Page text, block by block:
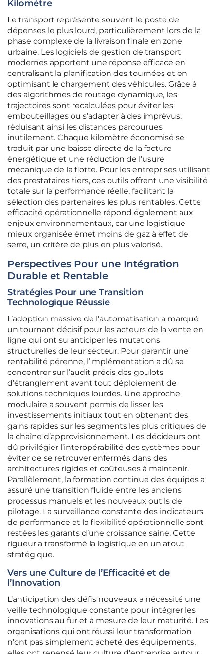
Kilomètre
Le transport représente souvent le poste de
dépenses le plus lourd, particulièrement lors de la
phase complexe de la livraison finale en zone
urbaine. Les logiciels de gestion de transport
modernes apportent une réponse efficace en
centralisant la planification des tournées et en
optimisant le chargement des véhicules. Grâce à
des algorithmes de routage dynamique, les
trajectoires sont recalculées pour éviter les
embouteillages ou s’adapter à des imprévus,
réduisant ainsi les distances parcourues
inutilement. Chaque kilomètre économisé se
traduit par une baisse directe de la facture
énergétique et une réduction de l’usure
mécanique de la flotte. Pour les entreprises utilisant
des prestataires tiers, ces outils offrent une visibilité
totale sur la performance réelle, facilitant la
sélection des partenaires les plus rentables. Cette
efficacité opérationnelle répond également aux
enjeux environnementaux, car une logistique
mieux organisée émet moins de gaz à effet de
serre, un critère de plus en plus valorisé.
Perspectives Pour une Intégration
Durable et Rentable
Stratégies Pour une Transition
Technologique Réussie
L’adoption massive de l’automatisation a marqué
un tournant décisif pour les acteurs de la vente en
ligne qui ont su anticiper les mutations
structurelles de leur secteur. Pour garantir une
rentabilité pérenne, l’implémentation a dû se
concentrer sur l’audit précis des goulots
d’étranglement avant tout déploiement de
solutions techniques lourdes. Une approche
modulaire a souvent permis de lisser les
investissements initiaux tout en obtenant des
gains rapides sur les segments les plus critiques de
la chaîne d’approvisionnement. Les décideurs ont
dû privilégier l’interopérabilité des systèmes pour
éviter de se retrouver enfermés dans des
architectures rigides et coûteuses à maintenir.
Parallèlement, la formation continue des équipes a
assuré une transition fluide entre les anciens
processus manuels et les nouveaux outils de
pilotage. La surveillance constante des indicateurs
de performance et la flexibilité opérationnelle sont
restées les garants d’une croissance saine. Cette
rigueur a transformé la logistique en un atout
stratégique.
Vers une Culture de l’Efficacité et de
l’Innovation
L’anticipation des défis nouveaux a nécessité une
veille technologique constante pour intégrer les
innovations au fur et à mesure de leur maturité. Les
organisations qui ont réussi leur transformation
n’ont pas simplement acheté des équipements,